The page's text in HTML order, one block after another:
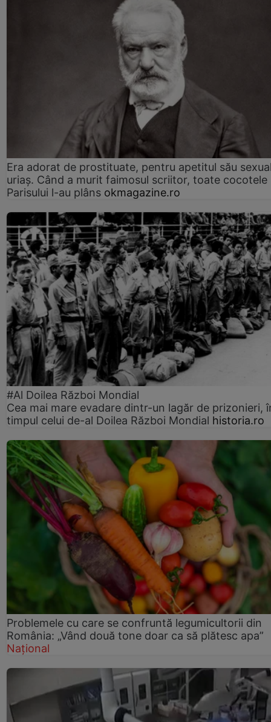
Era adorat de prostituate, pentru apetitul său
uriaș. Când a murit faimosul scriitor, toate cocotele
Parisului l-au plâns okmagazine.ro
#Al Doilea Război Mondial
Cea mai mare evadare dintr-un lagăr de prizonieri,
timpul celui de-al Doilea Război Mondial historia.ro
Problemele cu care se confruntă legumicultorii din
România: „Vând două tone doar ca să plătesc apa”
Național